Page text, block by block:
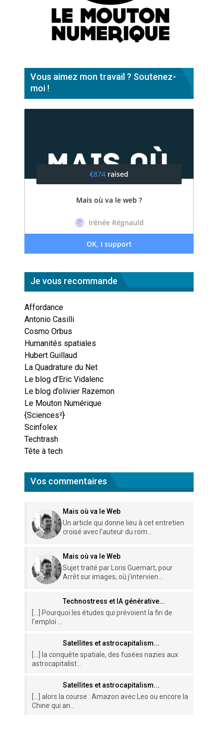
Vous aimez mon travail ? Soutenez-
moi !
Je vous recommande
Affordance
Antonio Casilli
Cosmo Orbus
Humanités spatiales
Hubert Guillaud
La Quadrature du Net
Le blog d’Eric Vidalenc
Le blog d’olivier Razemon
Le Mouton Numérique
{Sciences²}
Scinfolex
Techtrash
Tête à tech
Vos commentaires
Mais où va le Web
Un article qui donne lieu à cet entretien
croisé avec l'auteur du rom...
Mais où va le Web
Sujet traité par Loris Guemart, pour
Arrêt sur images, où j'intervien...
Technostress et IA générative...
[…] Pourquoi les études qui prévoient la fin de
l’emploi ...
Satellites et astrocapitalism...
[…] la conquête spatiale, des fusées nazies aux
astrocapitalist...
Satellites et astrocapitalism...
[…] alors la course : Amazon avec Leo ou encore la
Chine qui an...